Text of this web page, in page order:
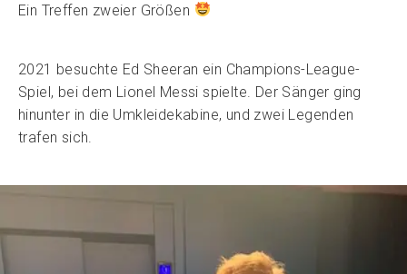
Ein Treffen zweier Größen
2021 besuchte Ed Sheeran ein Champions-League-
Spiel, bei dem Lionel Messi spielte. Der Sänger ging
hinunter in die Umkleidekabine, und zwei Legenden
trafen sich.